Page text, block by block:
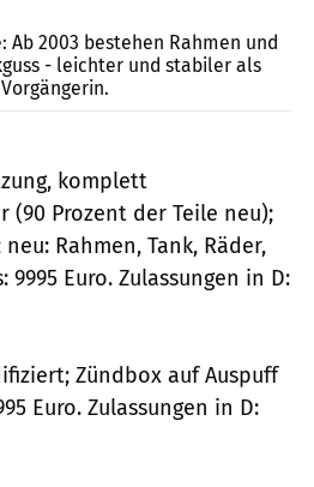
Ab 2003 bestehen Rahmen und
- leichter und stabiler als
komplett
Prozent der Teile neu);
Rahmen, Tank, Räder,
9995 Euro. Zulassungen in D:
Zündbox auf Auspuff
Euro. Zulassungen in D: